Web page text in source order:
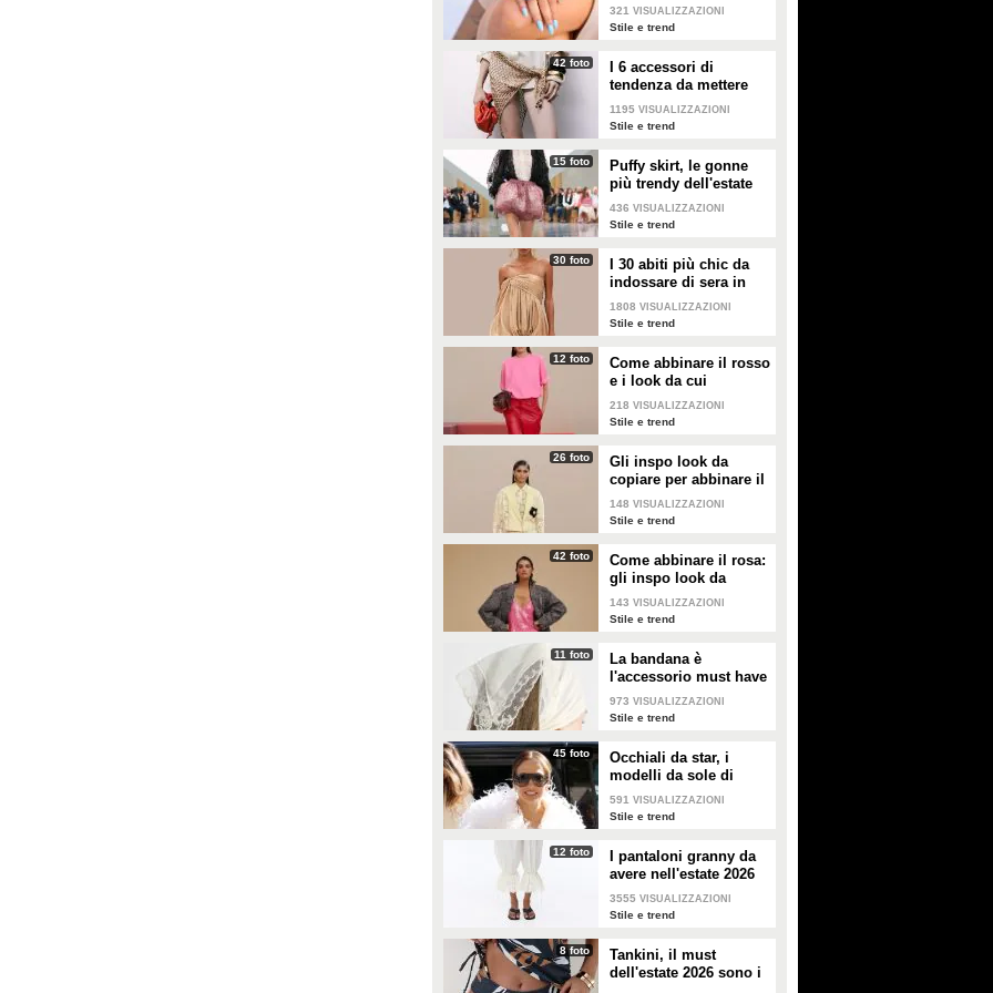
321 VISUALIZZAZIONI
Stile e trend
42 foto
I 6 accessori di
tendenza da mettere
nella valigia dell'estate
2026
1195 VISUALIZZAZIONI
Stile e trend
15 foto
Puffy skirt, le gonne
più trendy dell'estate
2026 sono quelle a
palloncino
436 VISUALIZZAZIONI
Stile e trend
30 foto
I 30 abiti più chic da
indossare di sera in
estate
1808 VISUALIZZAZIONI
Stile e trend
12 foto
Come abbinare il rosso
e i look da cui
prendere ispirazione
218 VISUALIZZAZIONI
Stile e trend
26 foto
Gli inspo look da
copiare per abbinare il
giallo
148 VISUALIZZAZIONI
Stile e trend
42 foto
Come abbinare il rosa:
gli inspo look da
copiare
143 VISUALIZZAZIONI
Stile e trend
11 foto
La bandana è
l'accessorio must have
dell'estate 2026: i
modelli di tendenza
973 VISUALIZZAZIONI
Stile e trend
45 foto
Occhiali da star, i
modelli da sole di
tendenza per l'estate
2026
591 VISUALIZZAZIONI
Stile e trend
12 foto
I pantaloni granny da
avere nell'estate 2026
3555 VISUALIZZAZIONI
Stile e trend
8 foto
Tankini, il must
dell'estate 2026 sono i